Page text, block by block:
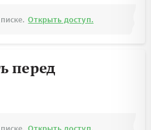
Открыть доступ.
перед